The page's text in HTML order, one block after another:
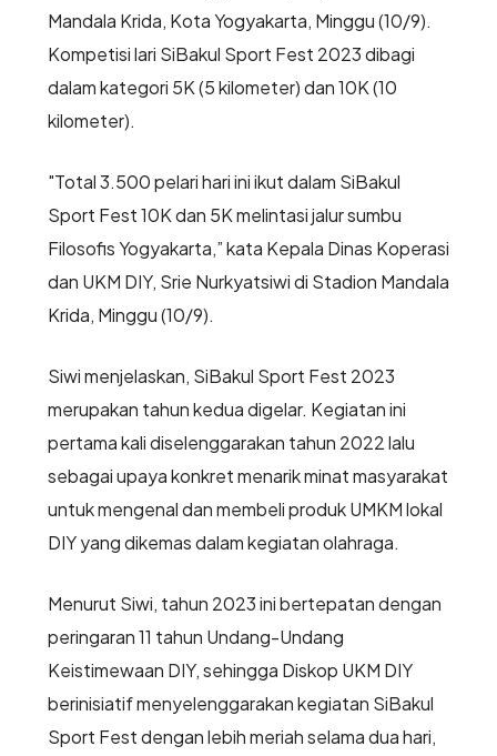
Mandala Krida, Kota Yogyakarta, Minggu (10/9).
Kompetisi lari SiBakul Sport Fest 2023 dibagi
dalam kategori 5K (5 kilometer) dan 10K (10
kilometer).
"Total 3.500 pelari hari ini ikut dalam SiBakul
Sport Fest 10K dan 5K melintasi jalur sumbu
Filosofis Yogyakarta,” kata Kepala Dinas Koperasi
dan UKM DIY, Srie Nurkyatsiwi di Stadion Mandala
Krida, Minggu (10/9).
Siwi menjelaskan, SiBakul Sport Fest 2023
merupakan tahun kedua digelar. Kegiatan ini
pertama kali diselenggarakan tahun 2022 lalu
sebagai upaya konkret menarik minat masyarakat
untuk mengenal dan membeli produk UMKM lokal
DIY yang dikemas dalam kegiatan olahraga.
Menurut Siwi, tahun 2023 ini bertepatan dengan
peringaran 11 tahun Undang-Undang
Keistimewaan DIY, sehingga Diskop UKM DIY
berinisiatif menyelenggarakankegiatan SiBakul
Sport Fest dengan lebih meriah selama dua hari,